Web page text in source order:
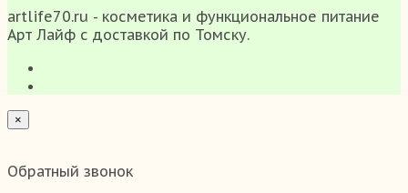
artlife70.ru - косметика и функциональное питание
Арт Лайф с доставкой по Томску.
×
Обратный звонок